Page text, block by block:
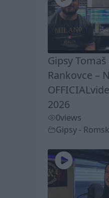
Gipsy
Rankovce –
2026
0views
Gipsy -